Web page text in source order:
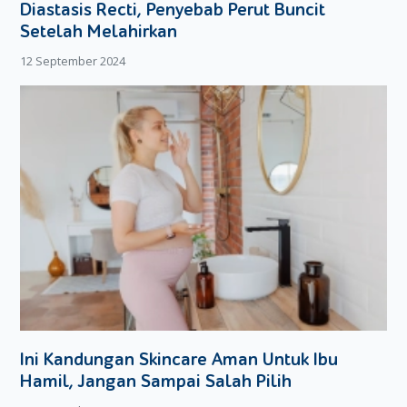
dengan alasan lebih cepat dan tidak repot. Moms harus
sabar melakukannya karena hal ini sangat penting untuk anak
Diastasis Recti, Penyebab Perut Buncit
Setelah Melahirkan
12 September 2024
Ini Kandungan Skincare Aman Untuk Ibu
Hamil, Jangan Sampai Salah Pilih